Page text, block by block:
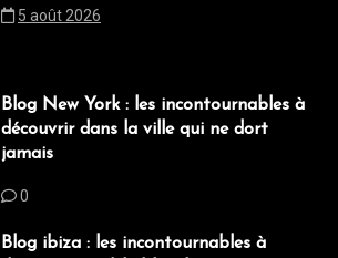
5 août 2026
Blog New York : les incontournables à
découvrir dans la ville qui ne dort
jamais
0
Blog ibiza : les incontournables à